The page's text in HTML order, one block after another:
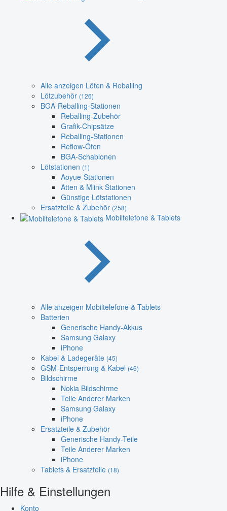
Alle anzeigen Löten & Reballing
Lötzubehör (126)
BGA-Reballing-Stationen
Reballing-Zubehör
Grafik-Chipsätze
Reballing-Stationen
Reflow-Öfen
BGA-Schablonen
Lötstationen (1)
Aoyue-Stationen
Atten & Mlink Stationen
Günstige Lötstationen
Ersatzteile & Zubehör (258)
Mobiltelefone & Tablets
Alle anzeigen Mobiltelefone & Tablets
Batterien
Generische Handy-Akkus
Samsung Galaxy
iPhone
Kabel & Ladegeräte (45)
GSM-Entsperrung & Kabel (46)
Bildschirme
Nokia Bildschirme
Teile Anderer Marken
Samsung Galaxy
iPhone
Ersatzteile & Zubehör
Generische Handy-Teile
Teile Anderer Marken
iPhone
Tablets & Ersatzteile (18)
Hilfe & Einstellungen
Konto